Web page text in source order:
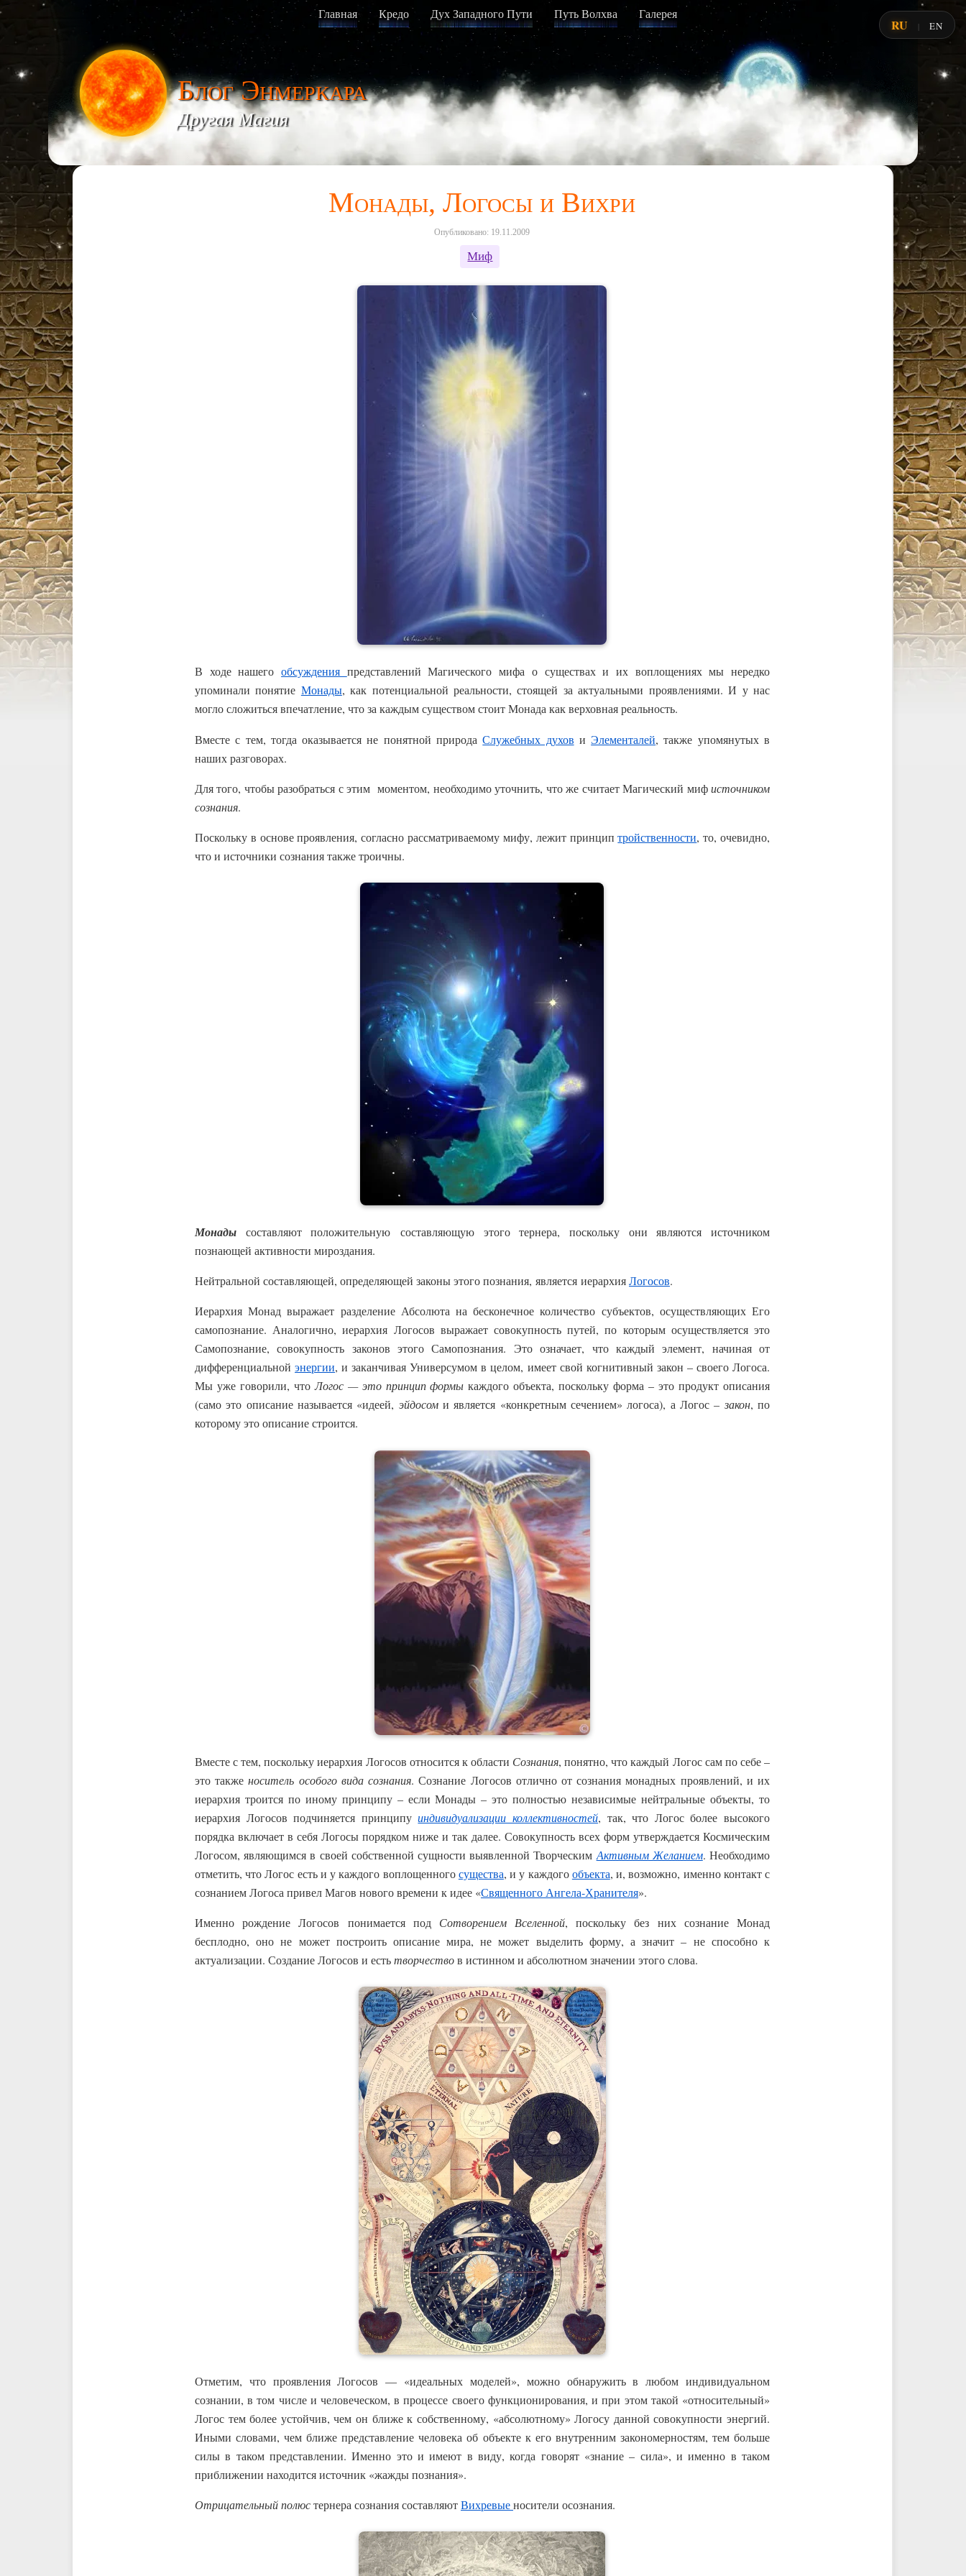
Главная Кредо Дух Западного Пути Путь Волхва Галерея
Блог Энмеркара
Другая Магия
Монады, Логосы и Вихри
Опубликовано: 19.11.2009
Миф
В ходе нашегообсуждения представлений Магического мифа о существах и их воплощениях мы нередко
упоминали понятие Монады, как потенциальной реальности, стоящей за актуальными проявлениями. И у нас
могло сложиться впечатление, что за каждым существом стоит Монада как верховная реальность.
Вместе с тем, тогда оказывается не понятной природаСлужебных духов иЭлементалей, также упомянутых в
наших разговорах.
Для того, чтобы разобраться с этим моментом, необходимо уточнить, что же считает Магический мифисточником
сознания.
Поскольку в основе проявления, согласно рассматриваемому мифу, лежит принциптройственности, то, очевидно,
что и источники сознания также троичны.
Монады составляют положительную составляющую этого тернера, поскольку они являются источником
познающей активности мироздания.
Нейтральной составляющей, определяющей законы этого познания, является иерархияЛогосов.
Иерархия Монад выражает разделение Абсолюта на бесконечное количество субъектов, осуществляющих Его
самопознание. Аналогично, иерархия Логосов выражает совокупность путей, по которым осуществляется это
Самопознание, совокупность законов этого Самопознания. Это означает, что каждый элемент, начиная от
дифференциальнойэнергии, и заканчивая Универсумом в целом, имеет свой когнитивный закон – своего Логоса.
Мы уже говорили, чтоЛогос — это принцип формыкаждого объекта, поскольку форма – это продукт описания
(само это описание называется «идеей, эйдосоми является «конкретным сечением» логоса), а Логос – закон, по
которому это описание строится.
Вместе с тем, поскольку иерархия Логосов относится к области Сознания, понятно, что каждый Логос сам по себе –
это такженоситель особого вида сознания. Сознание Логосов отлично от сознания монадных проявлений, и их
иерархия троится по иному принципу – если Монады – это полностью независимые нейтральные объекты, то
иерархия Логосов подчиняется принципуиндивидуализации коллективностей, так, что Логос более высокого
порядка включает в себя Логосы порядком ниже и так далее. Совокупность всех форм утверждается Космическим
Логосом, являющимся в своей собственной сущности выявленной ТворческимАктивным Желанием. Необходимо
отметить, что Логос есть и у каждого воплощенногосущества, и у каждогообъекта, и, возможно, именно контакт с
сознанием Логоса привел Магов нового времени к идее «Священного Ангела-Хранителя».
Именно рождение Логосов понимается под Сотворением Вселенной, поскольку без них сознание Монад
бесплодно, оно не может построить описание мира, не может выделить форму, а значит – не способно к
актуализации. Создание Логосов и естьтворчествов истинном и абсолютном значении этого слова.
Отметим, что проявления Логосов — «идеальных моделей», можно обнаружить в любом индивидуальном
сознании, в том числе и человеческом, в процессе своего функционирования, и при этом такой «относительный»
Логос тем более устойчив, чем он ближе к собственному, «абсолютному» Логосу данной совокупности энергий.
Иными словами, чем ближе представление человека об объекте к его внутренним закономерностям, тем больше
силы в таком представлении. Именно это и имеют в виду, когда говорят «знание – сила», и именно в таком
приближении находится источник «жажды познания».
Отрицательный полюстернера сознания составляютВихревыеносители осознания.
RU | EN